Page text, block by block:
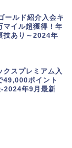
ールド紹介入会キ
マイル超獲得！年
技あり～2024年
クスプレミアム入
49,000ポイント
2024年9月最新